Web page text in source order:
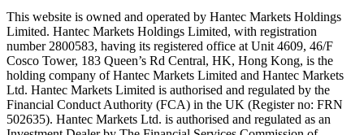
This website is owned and operated by Hantec Markets Holdings
Limited. Hantec Markets Holdings Limited, with registration
number 2800583, having its registered office at Unit 4609, 46/F
Cosco Tower, 183 Queen’s Rd Central, HK, Hong Kong, is the
holding company of Hantec Markets Limited and Hantec Markets
Ltd. Hantec Markets Limited is authorised and regulated by the
Financial Conduct Authority (FCA) in the UK (Register no: FRN
502635). Hantec Markets Ltd. is authorised and regulated as an